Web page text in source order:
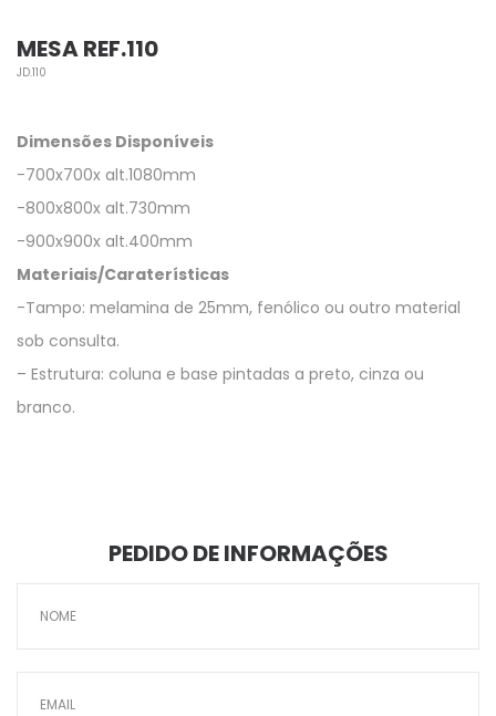
MESA REF.110
JD.110
Dimensões Disponíveis
-700x700x alt.1080mm
-800x800x alt.730mm
-900x900x alt.400mm
Materiais/Caraterísticas
-Tampo: melamina de 25mm, fenólico ou outro material
sob consulta.
– Estrutura: coluna e base pintadas a preto, cinza ou
branco.
PEDIDO DE INFORMAÇÕES